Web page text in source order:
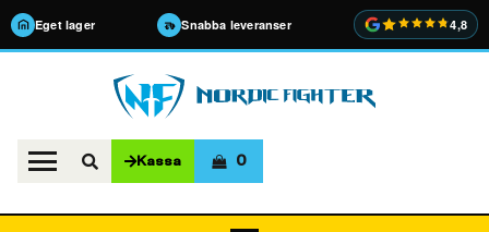
Eget lager Snabba leveranser 4,8
Kassa 0